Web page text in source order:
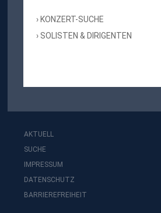
KONZERT-SUCHE
SOLISTEN & DIRIGENTEN
AKTUELL
SUCHE
IMPRESSUM
DATENSCHUTZ
BARRIEREFREIHEIT